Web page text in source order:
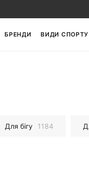
БРЕНДИ ВИДИ СПОРТУ
Для бігу 1184